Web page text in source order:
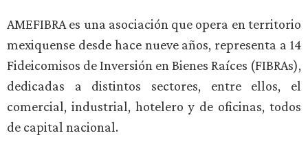
AMEFIBRA es una asociación que opera en territorio
mexiquense desde hace nueve años, representa a 14
Fideicomisos de Inversión en Bienes Raíces (FIBRAs),
dedicadas a distintos sectores, entre ellos, el
comercial, industrial, hotelero y de oficinas, todos
de capital nacional.